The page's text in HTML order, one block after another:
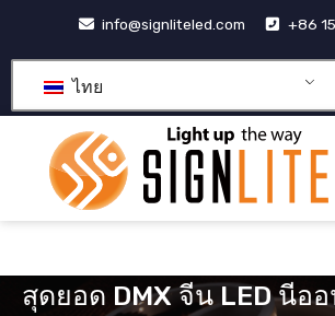
内
info@signliteled.com +86
ไทย
สุดยอด DMX จีน LED นีอ